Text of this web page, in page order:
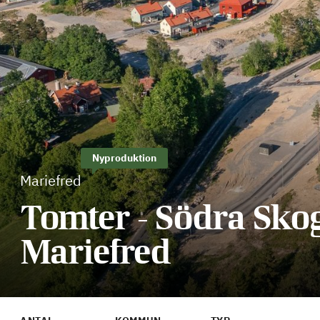
Mariefred
Nyproduktion
Tomter - Södra
Mariefred